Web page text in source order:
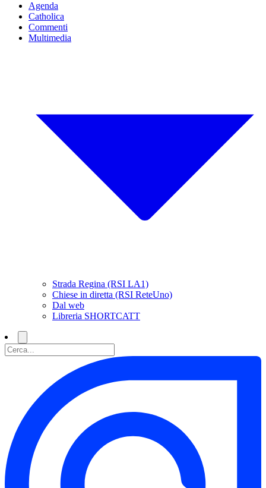
Agenda
Catholica
Commenti
Multimedia
Strada Regina (RSI LA1)
Chiese in diretta (RSI ReteUno)
Dal web
Libreria SHORTCATT